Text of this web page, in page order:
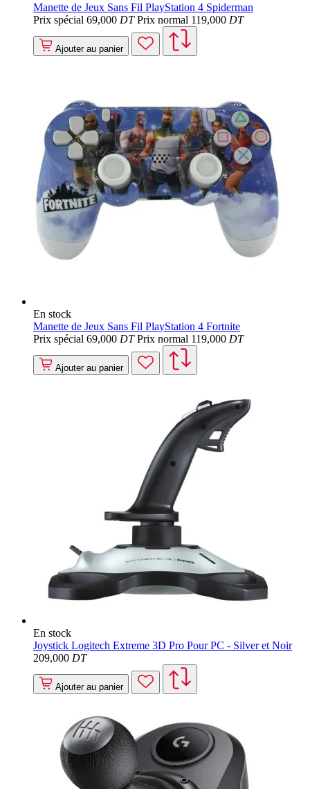
Manette de Jeux Sans Fil PlayStation 4 Spiderman
Prix spécial 69,000 DT Prix normal 119,000 DT
Ajouter au panier
En stock
Manette de Jeux Sans Fil PlayStation 4 Fortnite
Prix spécial 69,000 DT Prix normal 119,000 DT
Ajouter au panier
En stock
Joystick Logitech Extreme 3D Pro Pour PC - Silver et Noir
209,000 DT
Ajouter au panier